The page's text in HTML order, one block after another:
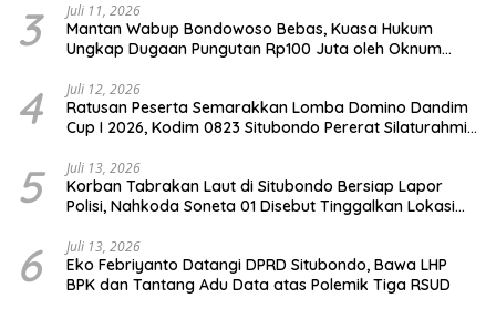
3 Juli 11, 2026
Mantan Wabup Bondowoso Bebas, Kuasa Hukum
Ungkap Dugaan Pungutan Rp100 Juta oleh Oknum
4 Juli 12, 2026
Ratusan Peserta Semarakkan Lomba Domino Dandim
Cup I 2026, Kodim 0823 Situbondo Pererat Silaturahmi
5 Juli 13, 2026
Korban Tabrakan Laut di Situbondo Bersiap Lapor
Polisi, Nahkoda Soneta 01 Disebut Tinggalkan Lokasi
6 Juli 13, 2026
Eko Febriyanto Datangi DPRD Situbondo, Bawa LHP
BPK dan Tantang Adu Data atas Polemik Tiga RSUD